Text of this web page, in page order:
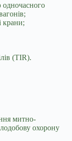
одночасного
крани;
(TIR).
митно-
охорону